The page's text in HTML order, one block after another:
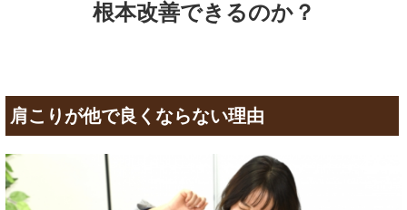
根本改善できるのか？
肩こりが他で良くならない理由